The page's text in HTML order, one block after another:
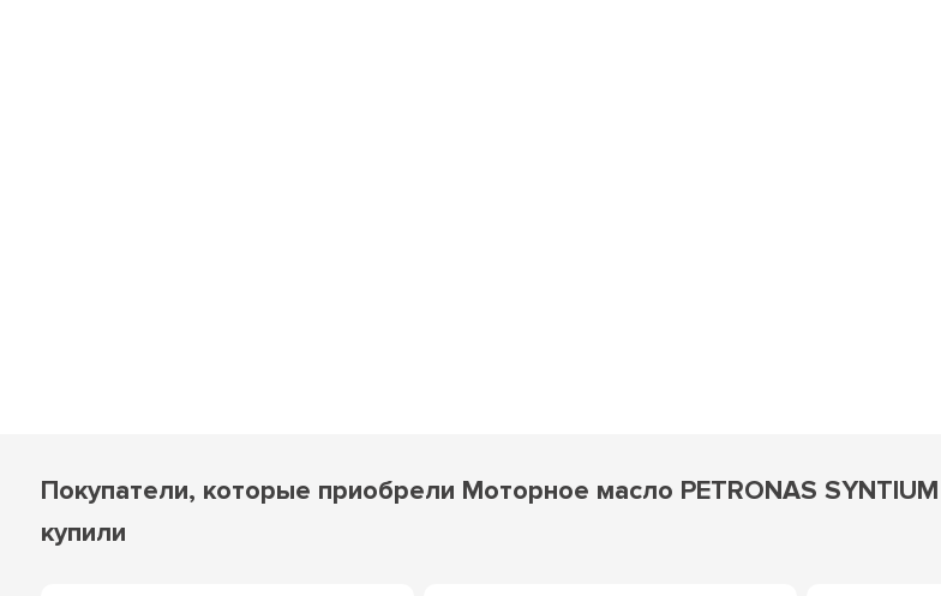
Покупатели, которые приобрели Моторное масло PETRONAS
купили